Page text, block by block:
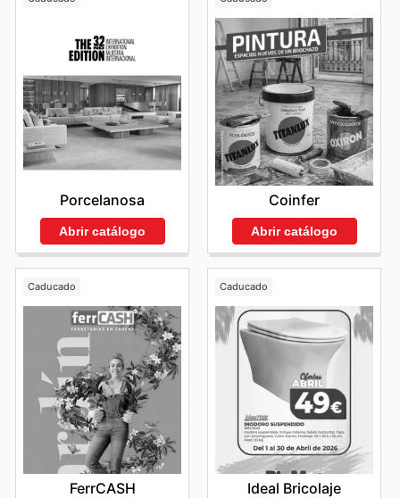
Porcelanosa
Abrir catálogo
Coinfer
Abrir catálogo
Caducado
FerrCASH
Caducado
Ideal Bricolaje